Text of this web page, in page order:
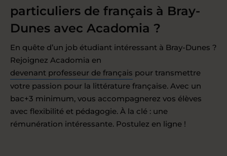
particuliers de français à Bray-
Dunes avec Acadomia ?
En quête d’un job étudiant intéressant à Bray-Dunes ?
Rejoignez Acadomia en
devenant professeur de français pour transmettre
votre passion pour la littérature française. Avec un
bac+3 minimum, vous accompagnerez vos élèves
avec flexibilité et pédagogie. À la clé : une
rémunération intéressante. Postulez en ligne !